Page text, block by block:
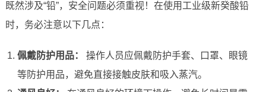
既然涉及“铅”，安全问题必须重视！在使用工业级新癸酸铅
时，务必注意以下几点：
佩戴防护用品：
操作人员应佩戴防护手套、口罩、眼镜
等防护用品，避免直接接触皮肤和吸入蒸汽。